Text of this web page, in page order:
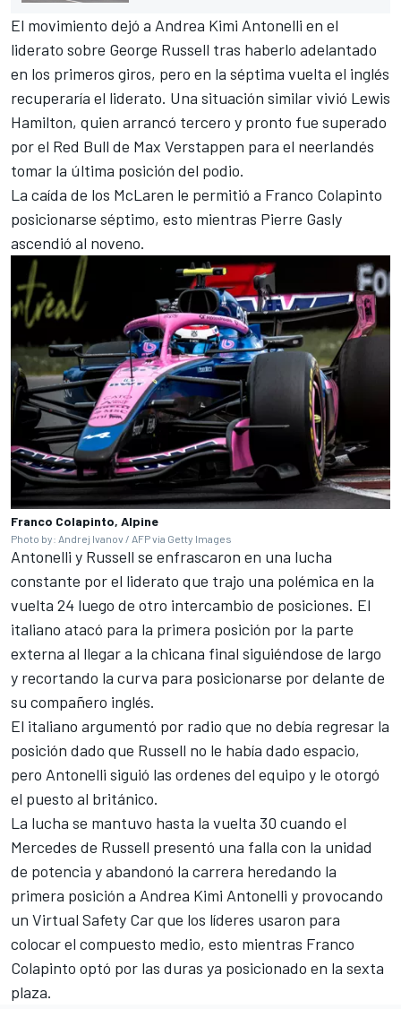
El movimiento dejó a Andrea Kimi Antonelli en el
liderato sobre George Russell tras haberlo adelantado
en los primeros giros, pero en la séptima vuelta el inglés
recuperaría el liderato. Una situación similar vivió Lewis
Hamilton, quien arrancó tercero y pronto fue superado
por el Red Bull de Max Verstappen para el neerlandés
tomar la última posición del podio.
La caída de los McLaren le permitió a Franco Colapinto
posicionarse séptimo, esto mientras Pierre Gasly
ascendió al noveno.
Franco Colapinto, Alpine
Photo by: Andrej Ivanov / AFP via Getty Images
Antonelli y Russell se enfrascaron en una lucha
constante por el liderato que trajo una polémica en la
vuelta 24 luego de otro intercambio de posiciones. El
italiano atacó para la primera posición por la parte
externa al llegar a la chicana final siguiéndose de largo
y recortando la curva para posicionarse por delante de
su compañero inglés.
El italiano argumentó por radio que no debía regresar la
posición dado que Russell no le había dado espacio,
pero Antonelli siguió las ordenes del equipo y le otorgó
el puesto al británico.
La lucha se mantuvo hasta la vuelta 30 cuando el
Mercedes de Russell presentó una falla con la unidad
de potencia y abandonó la carrera heredando la
primera posición a Andrea Kimi Antonelli y provocando
un Virtual Safety Car que los líderes usaron para
colocar el compuesto medio, esto mientras Franco
Colapinto optó por las duras ya posicionado en la sexta
plaza.